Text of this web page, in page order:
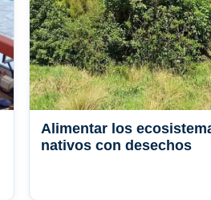
Alimentar los
nativos con desechos